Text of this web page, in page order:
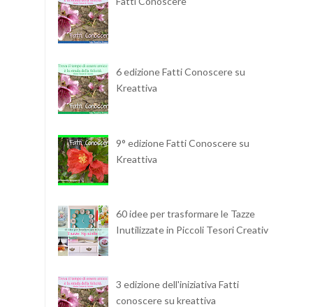
6 edizione Fatti Conoscere su
Kreattiva
9° edizione Fatti Conoscere su
Kreattiva
60 idee per trasformare le Tazze
Inutilizzate in Piccoli Tesori Creativi
3 edizione dell'iniziativa Fatti
conoscere su kreattiva